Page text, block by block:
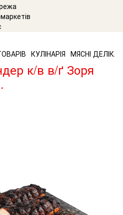
КУЛІНАРІЯ МЯСНІ
к/в в/ґ Зоря